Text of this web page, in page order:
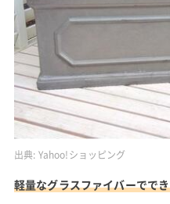
出典: Yahoo!ショッピング
軽量なグラスファイバーでで